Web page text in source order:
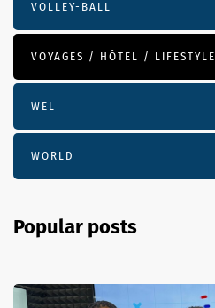
VOLLEY-BALL
VOYAGES / HÔTEL / LIFESTYLE
WEL
WORLD
Popular posts